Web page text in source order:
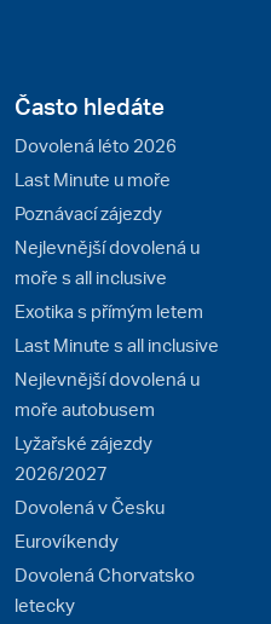
Často hledáte
Dovolená léto 2026
Last Minute u moře
Poznávací zájezdy
Nejlevnější dovolená u
moře s all inclusive
Exotika s přímým letem
Last Minute s all inclusive
Nejlevnější dovolená u
moře autobusem
Lyžařské zájezdy
2026/2027
Dovolená v Česku
Eurovíkendy
Dovolená Chorvatsko
letecky